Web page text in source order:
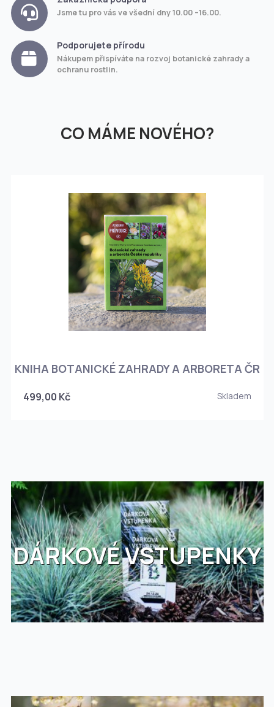
Jsme tu pro vás ve všední dny 10.00 –16.00.
Podporujete přírodu
Nákupem přispíváte na rozvoj botanické zahrady a
ochranu rostlin.
CO MÁME NOVÉHO?
KNIHA BOTANICKÉ ZAHRADY A ARBORETA ČR
499,00 Kč Skladem
DÁRKOVÉ VSTUPENKY